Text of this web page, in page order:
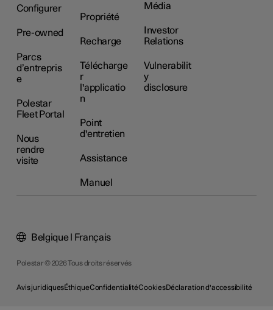
Configurer
Pre-owned
Parcs
d’entrepris
e
Polestar
Fleet Portal
Nous
rendre
visite
Propriété
Recharge
Télécharge
r
l'applicatio
n
Point
d'entretien
Assistance
Manuel
Média
Investor
Relations
Vulnerabilit
y
disclosure
Polestar © 2026 Tous droits réservés
Avis juridiquesÉthiqueConfidentialitéCookiesDéclaration d'accessibilité
Belgique | Français